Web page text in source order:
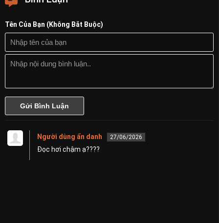
Tên Của Bạn (Không Bắt Buộc)
Người dùng ẩn danh 27/06/2026
Đọc hơi chậm ạ????